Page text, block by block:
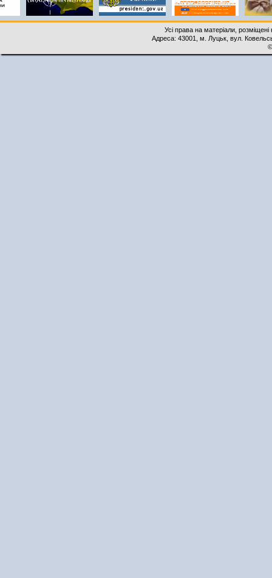
Усі права на матеріали,
Адреса: 43001, м. Луцьк, вул.